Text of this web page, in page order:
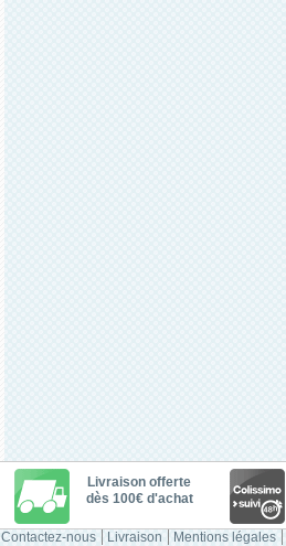
Livraison offerte
dès 100€ d'achat
Contactez-nous Livraison Mentions légales